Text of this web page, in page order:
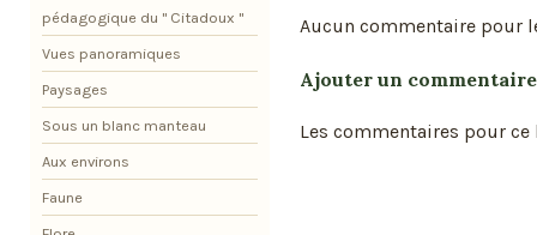
Aucun commentaire pour
Ajouter un commentaire
Les commentaires pour
pédagogique du " Citadoux "
Vues panoramiques
Paysages
Sous un blanc manteau
Aux environs
Faune